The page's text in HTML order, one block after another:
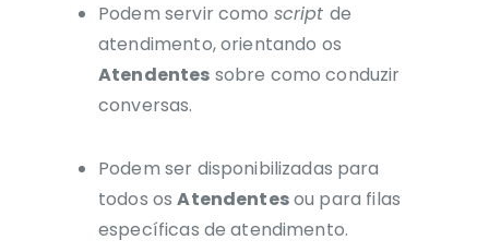
Podem servir como script de
atendimento, orientando os
Atendentes sobre como conduzir
conversas.
Podem ser disponibilizadas para
todos osAtendentesou para filas
específicas de atendimento.